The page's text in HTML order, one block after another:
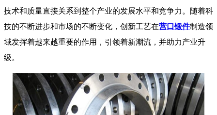
技术和质量直接关系到整个产业的发展水平和竞争力。随着科
技的不断进步和市场的不断变化，创新工艺在营口锻件制造领
域发挥着越来越重要的作用，引领着新潮流，并助力产业升
级。